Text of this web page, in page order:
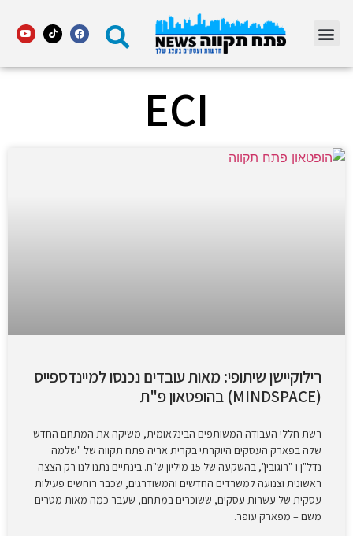
ECI
רילוקיישן שיתופי: מאות עובדים נכנסו למיינדספייס
(MINDSPACE) בהופטאון פ"ת
רשת חללי העבודה המשותפים הבינלאומית, משיקה את המתחם החדש
שלה בפארק העסקים היוקרתי בקרית אריה פתח תקווה של "שלמה
נדל"ן ו-"רוגובין", בהשקעה של 15 מיליון ש"ח. בינתיים נתנו לנו רק הצצה
ראשונית וצנועה למשרדים החדשים והמשודרגים, שכבר רוחשים פעילות
עסקית של עשרות עסקים, ששוכרים במתחם, שעבר כמה מאות מטרים
משם – מפארק עופר.